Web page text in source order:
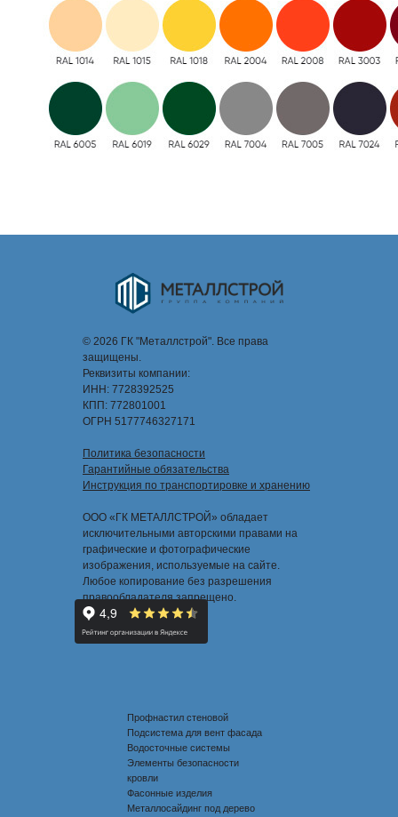
© 2026 ГК "Металлстрой". Все права
защищены.
Реквизиты компании:
ИНН: 7728392525
КПП: 772801001
ОГРН 5177746327171
Политика безопасности
Гарантийные обязательства
Инструкция по транспортировке и хранению
ООО «ГК МЕТАЛЛСТРОЙ» обладает
исключительными авторскими правами на
графические и фотографические
изображения, используемые на сайте.
Любое копирование без разрешения
правообладателя запрещено.
Профнастил стеновой
Подсистема для вент фасада
Водосточные системы
Элементы безопасности
кровли
Фасонные изделия
Металлосайдинг под дерево